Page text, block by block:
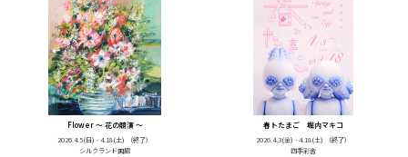
Flower ～ 花の競演 ～
2026.4.5(日) - 4.18(土)
（終了）
シルクランド画廊
春トたまご 堀内マキコ
2026.4.3(金) - 4.18(土) （終了）
四季彩舎